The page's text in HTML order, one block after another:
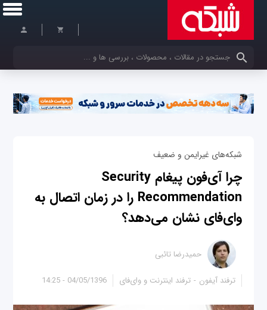
کلمات کلیدی خود را وارد کنید
شبکه‌های غیرایمن و ضعیف
چرا آی‌فون پیغام Security
Recommendation را در زمان اتصال به
وای‌فای نشان می‌دهد؟
04/05/1396 - 14:25
حمیدرضا تائبی
ترفند آیفون ترفند اینترنت و وای‌فای